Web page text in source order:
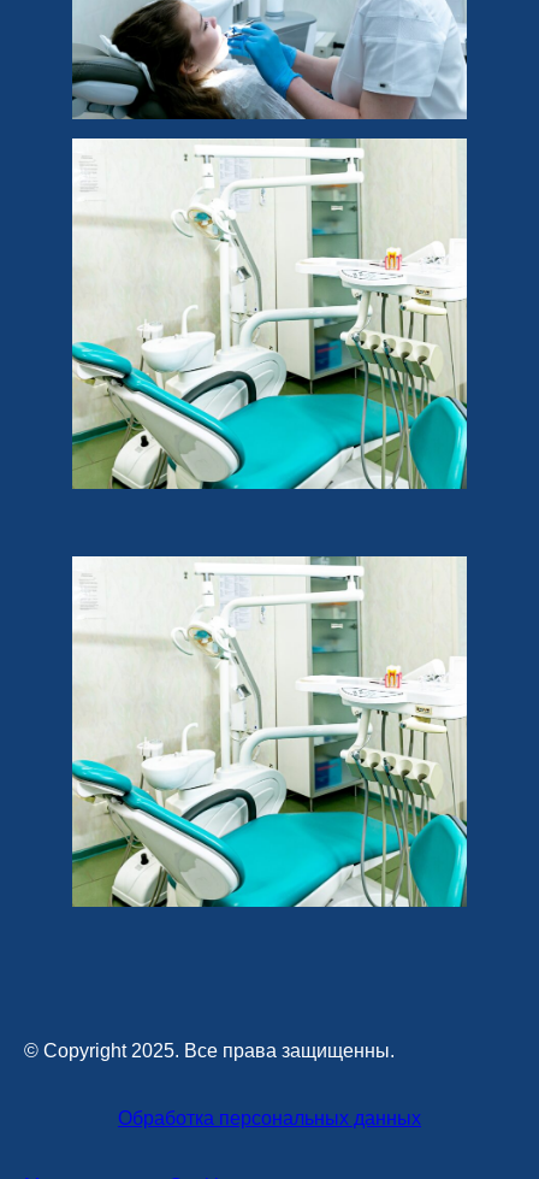
© Copyright 2025. Все права защищенны.
Обработка персональных данных